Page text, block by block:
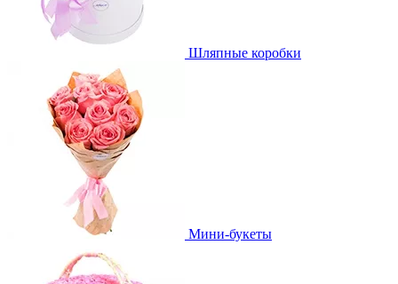
Шляпные коробки
Мини-букеты